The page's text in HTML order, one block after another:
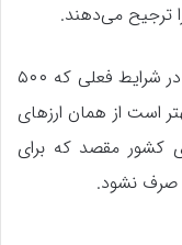
ترجیح می‌دهند.
به طور کلی اغلب کارشناسان معتقدند که در شرایط فعلی که ۵۰۰
است از همان ارز‌های
کشور مقصد که برای
صرف نشود.